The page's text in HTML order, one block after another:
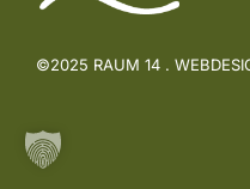
©2025 RAUM 14 .